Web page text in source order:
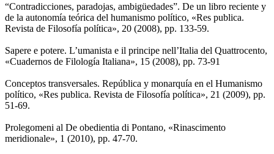
“Contradicciones, paradojas, ambigüedades”. De un libro reciente y
de la autonomía teórica del humanismo político, «Res publica.
Revista de Filosofía política», 20 (2008), pp. 133-59.
Sapere e potere. L’umanista e il principe nell’Italia del Quattrocento,
«Cuadernos de Filología Italiana», 15 (2008), pp. 73-91
Conceptos transversales. República y monarquía en el Humanismo
político, «Res publica. Revista de Filosofía política», 21 (2009), pp.
51-69.
Prolegomeni al De obedientia di Pontano, «Rinascimento
meridionale», 1 (2010), pp. 47-70.